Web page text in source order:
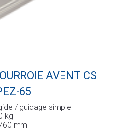
AVENTICS
65
/ guidage simple
kg
mm